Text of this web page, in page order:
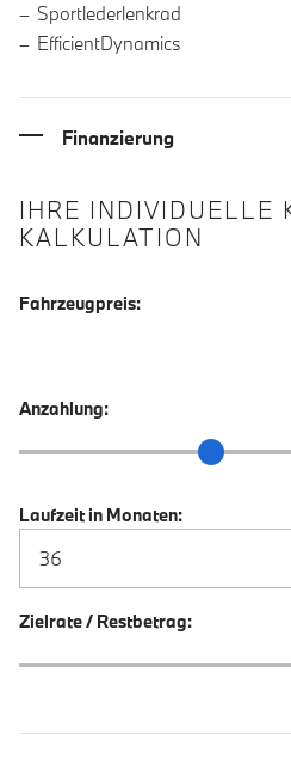
Sportlederlenkrad
EfficientDynamics
Finanzierung
IHRE INDIVIDUELLE
KALKULATION
Fahrzeugpreis:
Anzahlung:
Anzahlung Schieberegler
Laufzeit in Monaten:
Zielrate / Restbetrag:
Zielrate / Restbetrag